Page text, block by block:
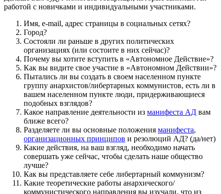
работой с новичками и индивидуальными участниками.
Имя, e-mail, адрес страницы в социальных сетях?
Город?
Состояли ли раньше в других политических
организациях (или состоите в них сейчас)?
Почему вы хотите вступить в «Автономное Действие»?
Как вы видите свое участие в «Автономном Действии»?
Пытались ли вы создать в своем населенном пункте
группу анархистов/либертарных коммунистов, есть ли в
вашем населенном пункте люди, придерживающиеся
подобных взглядов?
Какое направление деятельности из манифеста АД вам
ближе всего?
Разделяете ли вы основные положения манифеста,
организационных принципов и резолюций АД? (да/нет)
Какие действия, на ваш взгляд, необходимо начать
совершать уже сейчас, чтобы сделать наше общество
лучше?
Как вы представляете себе либертарный коммунизм?
Какие теоретические работы анархического/
коммунистического направления вы изучали, что из